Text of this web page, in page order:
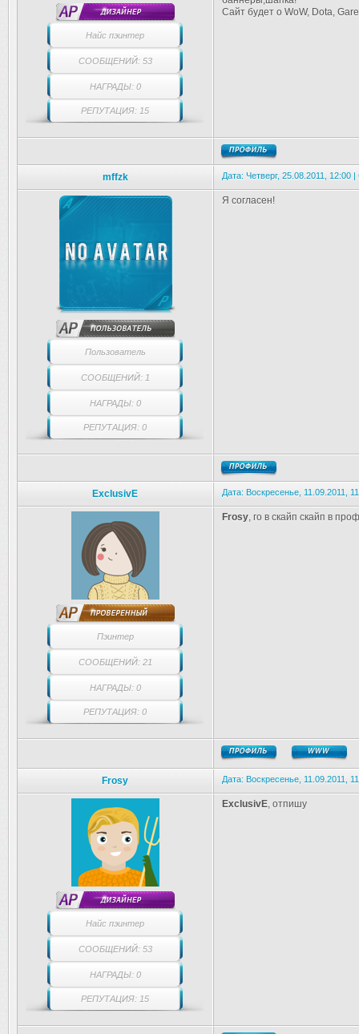
Найс пэинтер
СООБЩЕНИЙ: 53
НАГРАДЫ: 0
РЕПУТАЦИЯ: 15
Сайт будет о WoW, Dota,
mffzk Дата: Четверг, 25.08.2011,
Пользователь
СООБЩЕНИЙ: 1
НАГРАДЫ: 0
РЕПУТАЦИЯ: 0
Я согласен!
ExclusivE Дата: Воскресенье, 11.09.2011,
Пэинтер
СООБЩЕНИЙ: 21
НАГРАДЫ: 0
РЕПУТАЦИЯ: 0
Frosy, го в скайп скайп в
Frosy Дата: Воскресенье, 11.09.2011,
Найс пэинтер
СООБЩЕНИЙ: 53
НАГРАДЫ: 0
РЕПУТАЦИЯ: 15
ExclusivE, отпишу